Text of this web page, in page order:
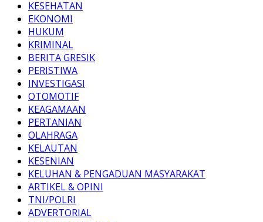
KESEHATAN
EKONOMI
HUKUM
KRIMINAL
BERITA GRESIK
PERISTIWA
INVESTIGASI
OTOMOTIF
KEAGAMAAN
PERTANIAN
OLAHRAGA
KELAUTAN
KESENIAN
KELUHAN & PENGADUAN MASYARAKAT
ARTIKEL & OPINI
TNI/POLRI
ADVERTORIAL